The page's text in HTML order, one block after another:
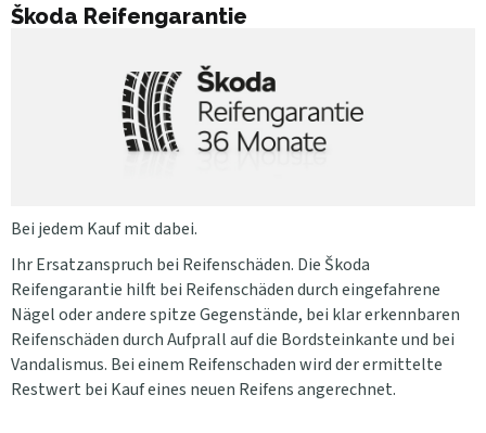
Škoda Reifengarantie
Bei jedem Kauf mit dabei.
Ihr Ersatzanspruch bei Reifenschäden. Die Škoda
Reifengarantie hilft bei Reifenschäden durch eingefahrene
Nägel oder andere spitze Gegenstände, bei klar erkennbaren
Reifenschäden durch Aufprall auf die Bordsteinkante und bei
Vandalismus. Bei einem Reifenschaden wird der ermittelte
Restwert bei Kauf eines neuen Reifens angerechnet.